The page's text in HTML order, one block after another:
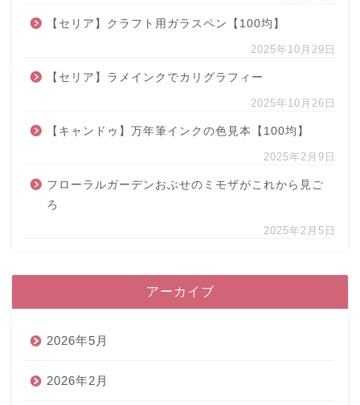
【セリア】クラフト用ガラスペン【100均】
2025年10月29日
【セリア】ラメインクでカリグラフィー
2025年10月26日
【キャンドゥ】万年筆インクの色見本【100均】
2025年2月9日
フローラルガーデンおぶせのミモザがこれから見ご
ろ
2025年2月5日
アーカイブ
2026年5月
2026年2月